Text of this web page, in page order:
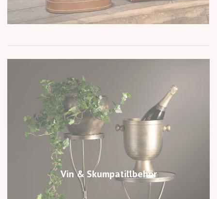
Vin & Skumpatillbehör